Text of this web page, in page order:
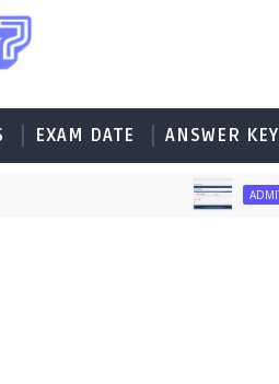
EXAM DATE ANSWER KEY
ADMIT CARD